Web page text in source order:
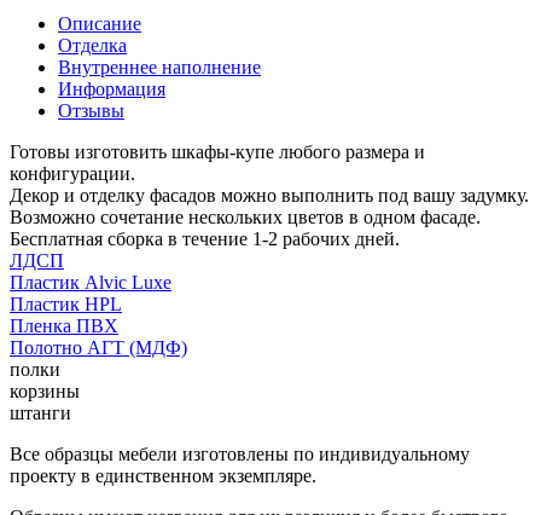
Описание
Отделка
Внутреннее наполнение
Информация
Отзывы
Готовы изготовить шкафы-купе любого размера и
конфигурации.
Декор и отделку фасадов можно выполнить под вашу задумку.
Возможно сочетание нескольких цветов в одном фасаде.
Бесплатная сборка в течение 1-2 рабочих дней.
ЛДСП
Пластик Alvic Luxe
Пластик HPL
Пленка ПВХ
Полотно АГТ (МДФ)
полки
корзины
штанги
Все образцы мебели изготовлены по индивидуальному
проекту в единственном экземпляре.